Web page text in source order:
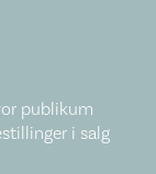
publikum
i salg